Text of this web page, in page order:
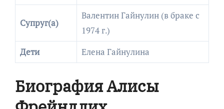
Супруг(а)
Валентин Гайнулин (в браке с
1974 г.)
Дети
Елена Гайнулина
Биография Алисы